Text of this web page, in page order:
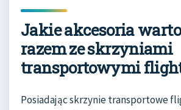
Jakie akcesoria
razem ze skrzyniami
transportowymi
Posiadając skrzynie transportowe